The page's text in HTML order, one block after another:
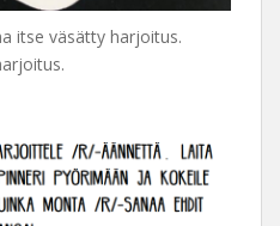
itse väsätty harjoitus.